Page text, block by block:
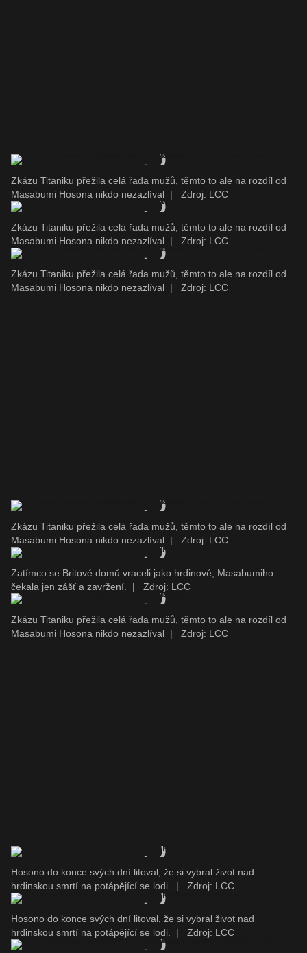
Zkázu Titaniku přežila celá řada mužů, těmto to ale na rozdíl od
Masabumi Hosona nikdo nezazlíval | Zdroj: LCC
Zkázu Titaniku přežila celá řada mužů, těmto to ale na rozdíl od
Masabumi Hosona nikdo nezazlíval | Zdroj: LCC
Zkázu Titaniku přežila celá řada mužů, těmto to ale na rozdíl od
Masabumi Hosona nikdo nezazlíval | Zdroj: LCC
Zkázu Titaniku přežila celá řada mužů, těmto to ale na rozdíl od
Masabumi Hosona nikdo nezazlíval | Zdroj: LCC
Zatímco se Britové domů vraceli jako hrdinové, Masabumiho
čekala jen zášť a zavržení.
| Zdroj: LCC
Zkázu Titaniku přežila celá řada mužů, těmto to ale na rozdíl od
Masabumi Hosona nikdo nezazlíval | Zdroj: LCC
Hosono do konce svých dní litoval, že si vybral život nad
hrdinskou smrtí na potápějící se lodi.
| Zdroj: LCC
Hosono do konce svých dní litoval, že si vybral život nad
hrdinskou smrtí na potápějící se lodi.
| Zdroj: LCC